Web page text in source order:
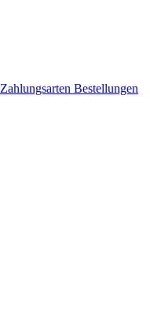
Zahlungsarten Bestellungen